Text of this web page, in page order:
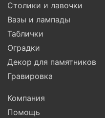
Столики и лавочки
Вазы и лампады
Таблички
Оградки
Декор для памятников
Гравировка
Компания
Помощь